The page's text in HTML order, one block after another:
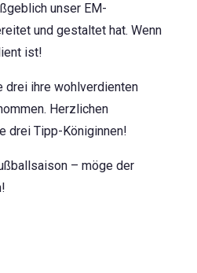
unser EM-
und gestaltet hat. Wenn
ist!
drei ihre wohlverdienten
Herzlichen
drei Tipp-Königinnen!
– möge der